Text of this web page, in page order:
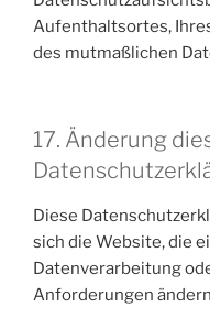
Aufenthaltsortes,
des mutmaßlichen
17. Änderung
Diese
sich die Website, die
Datenverarbeitung
Anforderungen